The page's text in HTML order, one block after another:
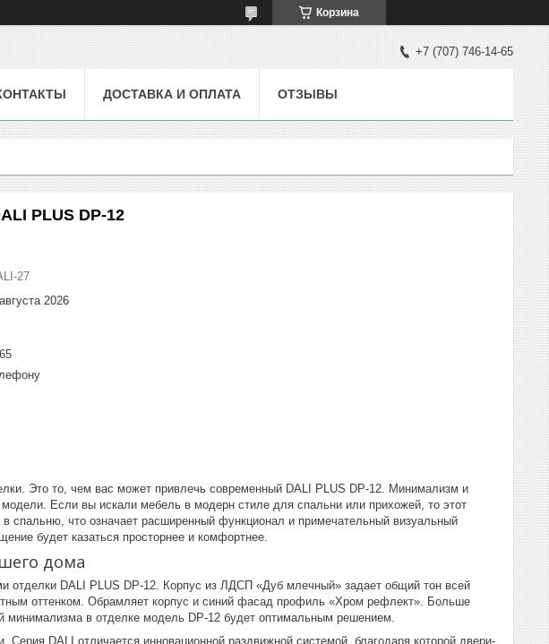
Корзина
+7 (707) 746-14-65
ДОСТАВКА И ОПЛАТА ОТЗЫВЫ
PLUS DP-12
27
2026
Это то, чем вас может привлечь современный ‌DALI PLUS DP-12. Минимализм и
Если вы искали мебель в модерн стиле для спальни или прихожей, то этот
спальню, что означает расширенный функционал и примечательный визуальный
будет казаться просторнее и комфортнее.
дома
отделки ‌DALI PLUS DP-12. Корпус из ЛДСП «Дуб млечный» задает общий тон всей
оттенком. Обрамляет корпус и синий фасад профиль «Хром рефлект». Больше
в отделке модель DP-12 будет оптимальным решением.
DALI отличается инновационной раздвижной системой, благодаря которой двери-